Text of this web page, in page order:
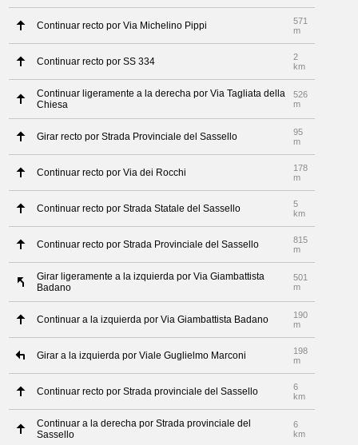
Continuar recto por Via Michelino Pippi
571
m
Continuar recto por SS 334
2
km
Continuar ligeramente a la derecha por Via Tagliata della
Chiesa
526
m
Girar recto por Strada Provinciale del Sassello
95
m
Continuar recto por Via dei Rocchi
178
m
Continuar recto por Strada Statale del Sassello
5
km
Continuar recto por Strada Provinciale del Sassello
815
m
Girar ligeramente a la izquierda por Via Giambattista
Badano
501
m
Continuar a la izquierda por Via Giambattista Badano
190
m
Girar a la izquierda por Viale Guglielmo Marconi
198
m
Continuar recto por Strada provinciale del Sassello
6
km
Continuar a la derecha por Strada provinciale del
Sassello
6
km